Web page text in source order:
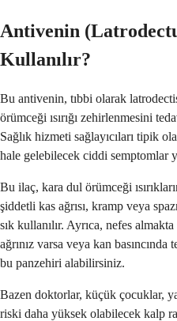
Antivenin
Kullanılır?
Bu antivenin, tıbbi olarak
örümceği ısırığı zehirlenmesini
Sağlık hizmeti sağlayıcıları tipik
hale gelebilecek ciddi semptomlar
Bu ilaç, kara dul örümceği
şiddetli kas ağrısı, kramp veya
sık kullanılır. Ayrıca, nefes
ağrınız varsa veya kan
bu panzehiri alabilirsiniz.
Bazen doktorlar, küçük çocuklar,
riski daha yüksek olabilecek kalp